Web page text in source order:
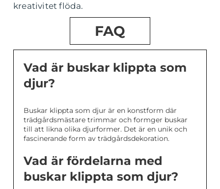
kreativitet flöda.
FAQ
Vad är buskar klippta som
djur?
Buskar klippta som djur är en konstform där
trädgårdsmästare trimmar och formger buskar
till att likna olika djurformer. Det är en unik och
fascinerande form av trädgårdsdekoration.
Vad är fördelarna med
buskar klippta som djur?